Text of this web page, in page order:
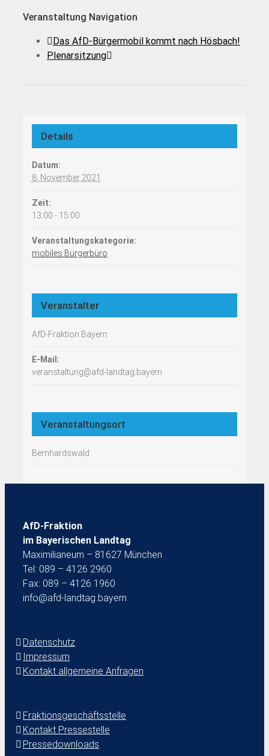
Veranstaltung Navigation
Das AfD-Bürgermobil kommt nach Hösbach!
Plenarsitzung
Details
Datum:
8. November 2021
Zeit:
13:00 - 15:00
Veranstaltungskategorie:
mobiles Bürgerbüro
Veranstalter
AfD-Fraktion Bayern
E-Mail:
veranstaltung@afd-landtag.bayern
Veranstaltungsort
Bernhardswald
AfD-Fraktion
im Bayerischen Landtag
Maximilianeum – 81627 München
Tel: 089 – 4126 2960
Fax: 089 – 4126 1960
info@afd-landtag.bayern
Datenschutz
Impressum
Kontakt allgemeine Anfragen
Fraktionsgeschäftsstelle
Kontakt Pressestelle
Pressedownloads